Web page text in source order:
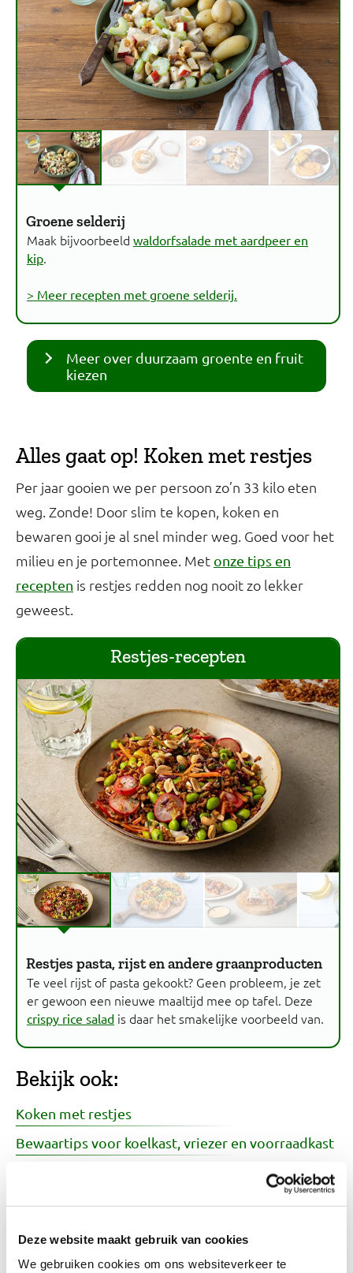
Deze website maakt gebruik van cookies
We gebruiken cookies om ons websiteverkeer te
Groene selderij
Maak bijvoorbeeld waldorfsalade met aardpeer en
kip.
> Meer recepten met groene selderij.
Meer over duurzaam groente en fruit
kiezen
Alles gaat op! Koken met restjes
Per jaar gooien we per persoon zo’n 33 kilo eten
weg. Zonde! Door slim te kopen, koken en
bewaren gooi je al snel minder weg. Goed voor het
milieu en je portemonnee. Met onze tips en
recepten is restjes redden nog nooit zo lekker
geweest.
Restjes-recepten
Restjes pasta, rijst en andere graanproducten
Te veel rijst of pasta gekookt? Geen probleem, je zet
er gewoon een nieuwe maaltijd mee op tafel. Deze
crispy rice salad is daar het smakelijke voorbeeld van.
Bekijk ook:
Koken met restjes
Bewaartips voor koelkast, vriezer en voorraadkast
Hoe kook je precies genoeg pasta, rijst of
Hoe kan ik lekker koken voor 1 of 2 personen?